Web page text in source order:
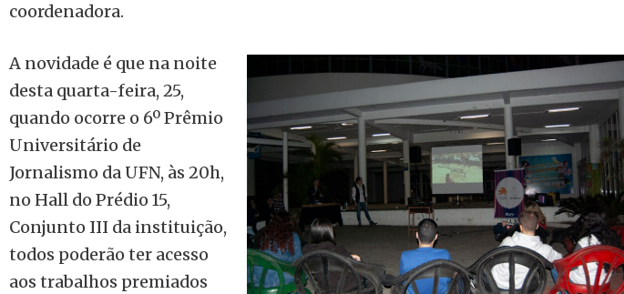
coordenadora.
A novidade é que na noite
desta quarta-feira, 25,
quando ocorre o 6º Prêmio
Universitário de
Jornalismo da UFN, às 20h,
no Hall do Prédio 15,
Conjunto III da instituição,
todos poderão ter acesso
aos trabalhos premiados